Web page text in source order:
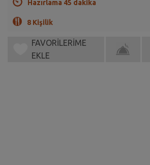
Hazırlama 45 dakika
8 Kişilik
FAVORİLERİME
EKLE